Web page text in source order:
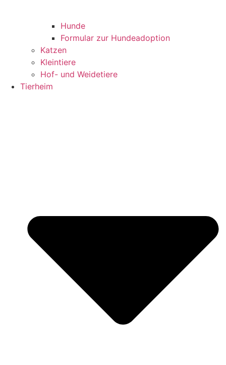
Hunde
Formular zur Hundeadoption
Katzen
Kleintiere
Hof- und Weidetiere
Tierheim